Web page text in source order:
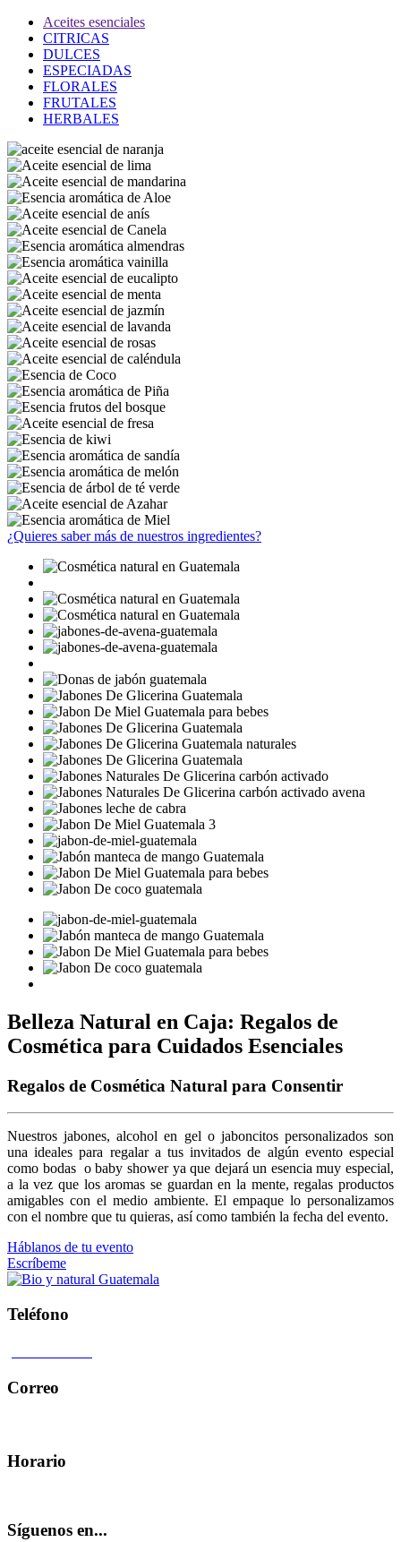
Aceites esenciales
CITRICAS
DULCES
ESPECIADAS
FLORALES
FRUTALES
HERBALES
¿Quieres saber más de nuestros ingredientes?
Belleza Natural en Caja: Regalos de
Cosmética para Cuidados Esenciales
Regalos de Cosmética Natural para Consentir
Nuestros jabones, alcohol en gel o jaboncitos personalizados son
una ideales para regalar a tus invitados de algún evento especial
como bodas o baby shower ya que dejará un esencia muy especial,
a la vez que los aromas se guardan en la mente, regalas productos
amigables con el medio ambiente. El empaque lo personalizamos
con el nombre que tu quieras, así como también la fecha del evento.
Háblanos de tu evento
Escríbeme
Teléfono
Correo
Horario
Síguenos en...